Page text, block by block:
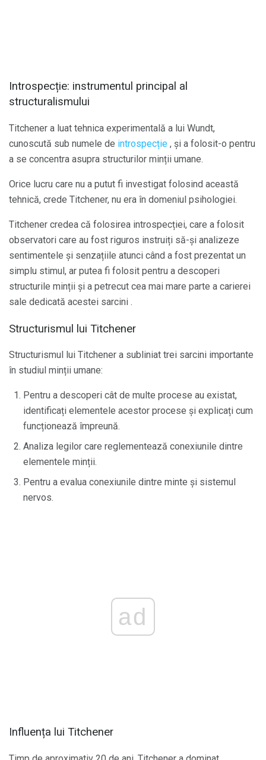
Introspecție: instrumentul principal al
structuralismului
Titchener a luat tehnica experimentală a lui Wundt,
cunoscută sub numele de introspecție , și a folosit-o pentru
a se concentra asupra structurilor minții umane.
Orice lucru care nu a putut fi investigat folosind această
tehnică, crede Titchener, nu era în domeniul psihologiei.
Titchener credea că folosirea introspecției, care a folosit
observatori care au fost riguros instruiți să-și analizeze
sentimentele și senzațiile atunci când a fost prezentat un
simplu stimul, ar putea fi folosit pentru a descoperi
structurile minții și a petrecut cea mai mare parte a carierei
sale dedicată acestei sarcini .
Structurismul lui Titchener
Structurismul lui Titchener a subliniat trei sarcini importante
în studiul minții umane:
Pentru a descoperi cât de multe procese au existat,
identificați elementele acestor procese și explicați cum
funcționează împreună.
Analiza legilor care reglementează conexiunile dintre
elementele minții.
Pentru a evalua conexiunile dintre minte și sistemul
nervos.
ad
Influența lui Titchener